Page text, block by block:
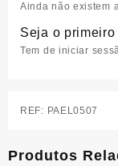
Ainda não existem
Seja o primeiro
Tem de iniciar
REF: PAEL0507
Produtos